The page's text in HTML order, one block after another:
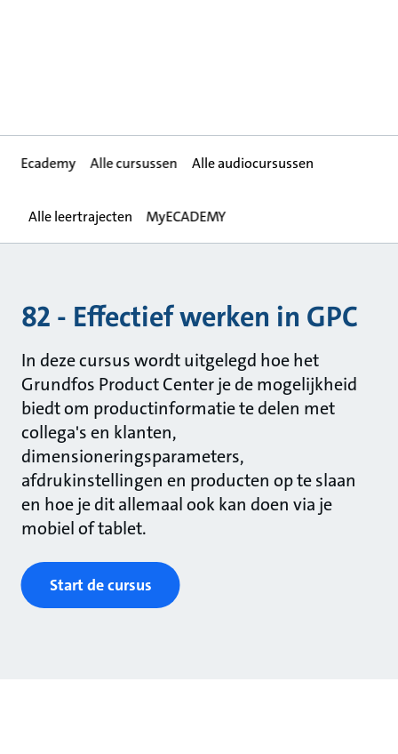
Ecademy Alle cursussen Alle audiocursussen
Alle leertrajecten MyECADEMY
82 - Effectief werken in GPC
In deze cursus wordt uitgelegd hoe het
Grundfos Product Center je de mogelijkheid
biedt om productinformatie te delen met
collega's en klanten,
dimensioneringsparameters,
afdrukinstellingen en producten op te slaan
en hoe je dit allemaal ook kan doen via je
mobiel of tablet.
Start de cursus